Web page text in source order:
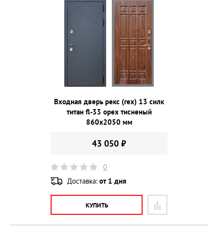
Входная дверь рекс (rex) 13 силк
титан fl-33 орех тисненый
860х2050 мм
43 050 ₽
0
Доставка: от 1 дня
КУПИТЬ